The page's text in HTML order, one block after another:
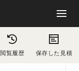
閲覧履歴 保存した見積